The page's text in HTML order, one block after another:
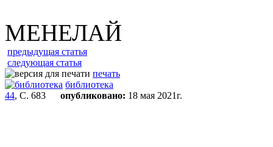
МЕНЕЛАЙ
предыдущая статья
следующая статья
печать
библиотека
44, С. 683 опубликовано: 18 мая 2021г.